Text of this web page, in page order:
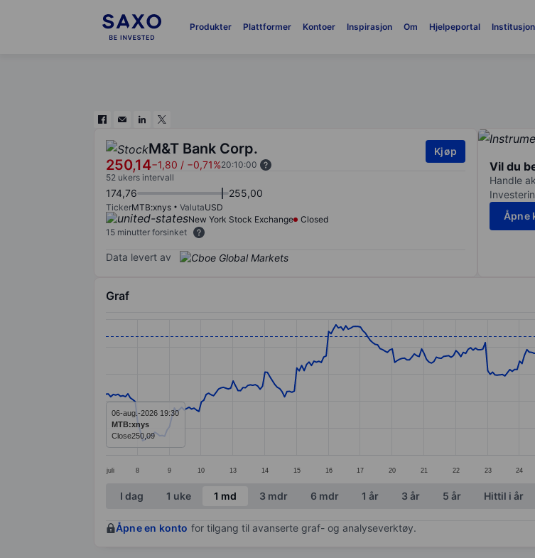
Produkter Plattformer Kontoer Inspirasjon Om Hjelpeportal Institusjon
M&T Bank Corp.
250,14−1,80 / −0,71%20:10:00
Kjøp
52 ukers intervall
174,76 255,00
TickerMTB:xnys ValutaUSD
New York Stock Exchange
Closed
15 minutter forsinket
Data levert av
Vil du
Handle
Åpne
Graf
The chart has 1 X axis displaying categories.
The chart has 1 Y axis displaying values. Data ranges from 232.64 to 254.21.
juli 8 9 10 13 14 15 16 17 20 21 22 23 24
06-aug.-2026 19:30
MTB:xnys
Close250,09
End of interactive chart.
I dag 1 uke 1 md 3 mdr 6 mdr 1 år 3 år 5 år Hittil i år
Åpne en konto for tilgang til avanserte graf- og analyseverktøy.